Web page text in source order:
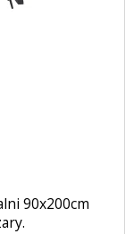
90x200cm